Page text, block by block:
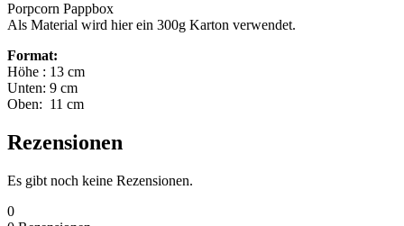
Porpcorn Pappbox
Als Material wird hier ein 300g Karton verwendet.
Format:
Höhe : 13 cm
Unten: 9 cm
Oben: 11 cm
Rezensionen
Es gibt noch keine Rezensionen.
0